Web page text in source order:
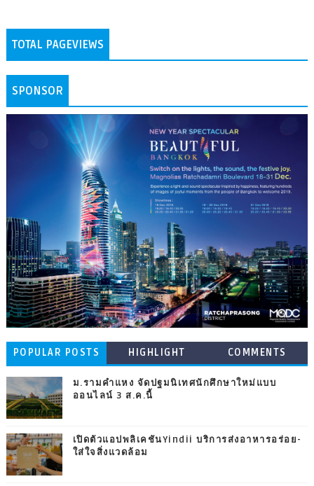
TOTAL PAGEVIEWS
SPONSOR
POPULAR POSTS HIGHLIGHT COMMENTS
ม.รามคำแหง จัดปฐมนิเทศนักศึกษาใหม่แบบ
ออนไลน์ 3 ส.ค.นี้
เปิดตัวแอปพลิเคชันYindii บริการส่งอาหารอร่อย-
ใส่ใจสิ่งแวดล้อม